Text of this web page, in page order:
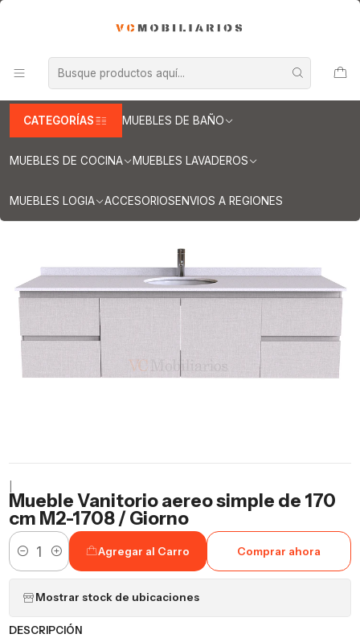
CATEGORÍAS MUEBLES DE BAÑO
MUEBLES DE COCINA MUEBLES LAVADEROS
MUEBLES LOGIA ACCESORIOSENVIOS A REGIONES
Muebles vanitorio aereo - simple
Mueble vanitorios aereo - simple de cuarzo
Muebles vanitorios aereo simple cuarzo / 170 cm
Mueble Vanitorio aereo simple de 170 cm M2-1708 / Giorno
Mueble Vanitorio aereo simple de 170
cm M2-1708 / Giorno
Cantidad
Agregar al Carro Comprar ahora
Mostrar stock de ubicaciones
DESCRIPCIÓN